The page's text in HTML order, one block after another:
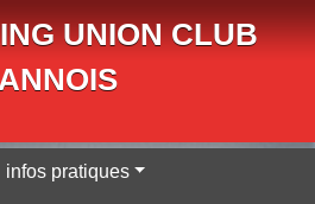
UNION CLUB
infos pratiques